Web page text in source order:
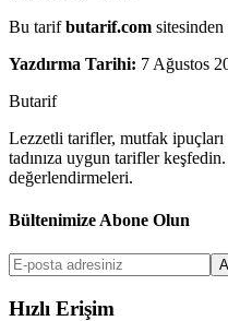
Bu tarifbutarif.com sitesinden
Yazdırma Tarihi: 7 Ağustos
Butarif
Lezzetli tarifler, mutfak
tadınıza uygun tarifler
değerlendirmeleri.
Bültenimize Abone Olun
Hızlı Erişim